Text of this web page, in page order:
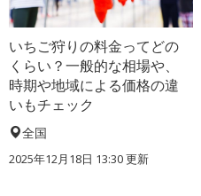
いちご狩りの料金ってどの
くらい？一般的な相場や、
時期や地域による価格の違
いもチェック
全国
2025年12月18日 13:30 更新